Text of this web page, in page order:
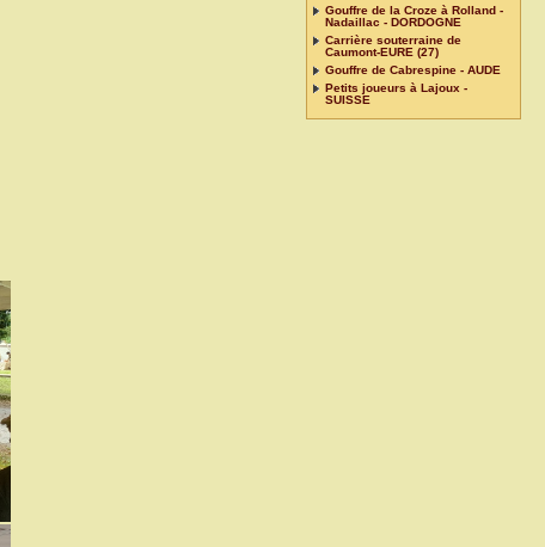
Gouffre de la Croze à Rolland -
Nadaillac - DORDOGNE
Carrière souterraine de
Caumont-EURE (27)
Gouffre de Cabrespine - AUDE
Petits joueurs à Lajoux -
SUISSE